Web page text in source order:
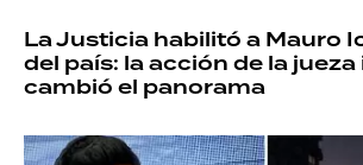
La Justicia habilitó a Mauro
del país: la acción de la
cambió el panorama